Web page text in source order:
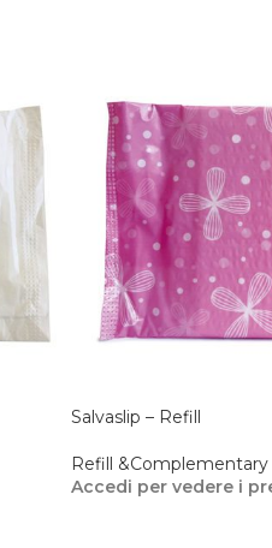
Salvaslip – Refill
Refill
Accedi per vedere i